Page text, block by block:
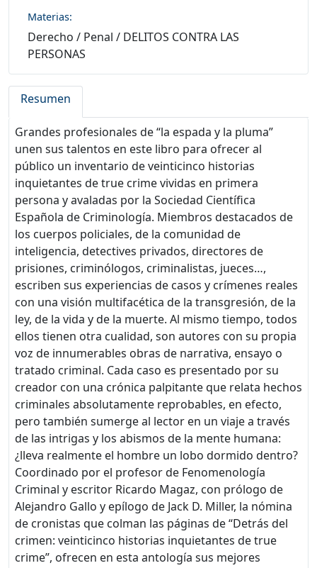
Materias:
Derecho / Penal / DELITOS CONTRA LAS
PERSONAS
Resumen
Grandes profesionales de “la espada y la pluma”
unen sus talentos en este libro para ofrecer al
público un inventario de veinticinco historias
inquietantes de true crime vividas en primera
persona y avaladas por la Sociedad Científica
Española de Criminología. Miembros destacados de
los cuerpos policiales, de la comunidad de
inteligencia, detectives privados, directores de
prisiones, criminólogos, criminalistas, jueces…,
escriben sus experiencias de casos y crímenes reales
con una visión multifacética de la transgresión, de la
ley, de la vida y de la muerte. Al mismo tiempo, todos
ellos tienen otra cualidad, son autores con su propia
voz de innumerables obras de narrativa, ensayo o
tratado criminal. Cada caso es presentado por su
creador con una crónica palpitante que relata hechos
criminales absolutamente reprobables, en efecto,
pero también sumerge al lector en un viaje a través
de las intrigas y los abismos de la mente humana:
¿lleva realmente el hombre un lobo dormido dentro?
Coordinado por el profesor de Fenomenología
Criminal y escritor Ricardo Magaz, con prólogo de
Alejandro Gallo y epílogo de Jack D. Miller, la nómina
de cronistas que colman las páginas de “Detrás del
crimen: veinticinco historias inquietantes de true
crime”, ofrecen en esta antología sus mejores